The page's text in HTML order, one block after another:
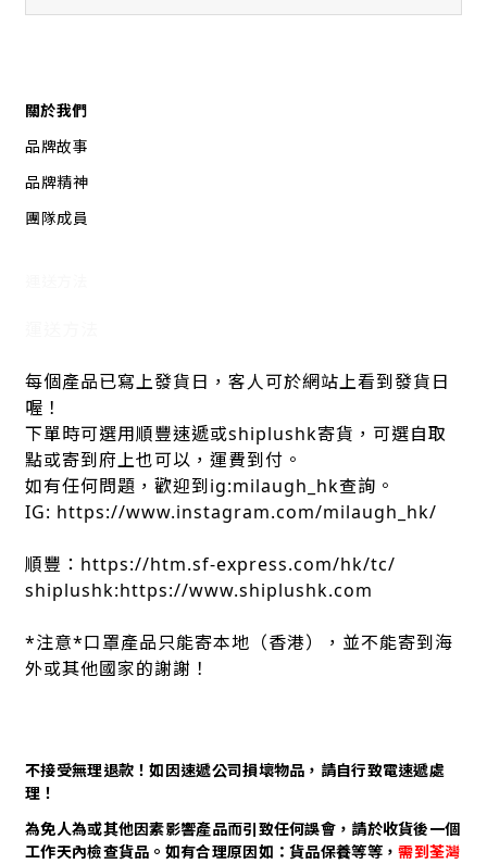
關於我們
品牌故事
品牌精神
團隊成員
每個產品已寫上發貨日，客人可於網站上看到發貨日
喔！
下單時可選用順豐速遞或shiplushk寄貨，可選自取
點或寄到府上也可以，運費到付。
如有任何問題，歡迎到ig:milaugh_hk查詢。
IG: https://www.instagram.com/milaugh_hk/
順豐：https://htm.sf-express.com/hk/tc/
shiplushk:https://www.shiplushk.com
*注意*口罩產品只能寄本地（香港），並不能寄到海
外或其他國家的謝謝！
不接受無理退款！如因速遞公司損壞物品，請自行致電速遞處
理！
為免人為或其他因素影響產品而引致任何誤會，請於收貨後一個
工作天內檢查貨品。如有合理原因如：貨品保養等等，需到荃灣